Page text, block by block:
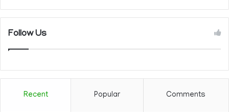
Follow Us
Recent Popular Comments